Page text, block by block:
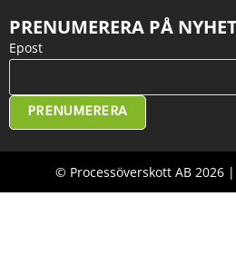
PRENUMERERA PÅ
Epost
PRENUMERERA
© Processöverskott AB 2026